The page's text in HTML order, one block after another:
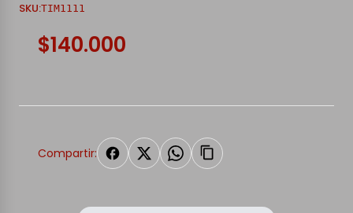
SKU:TIM1111
$140.000
Compartir: